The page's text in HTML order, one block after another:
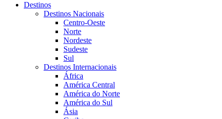
Destinos
Destinos Nacionais
Centro-Oeste
Norte
Nordeste
Sudeste
Sul
Destinos Internacionais
África
América Central
América do Norte
América do Sul
Ásia